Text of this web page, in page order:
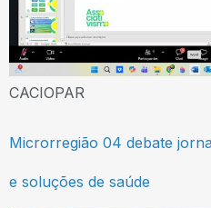
CACIOPAR
Microrregião 04 debate
e soluções de saúde